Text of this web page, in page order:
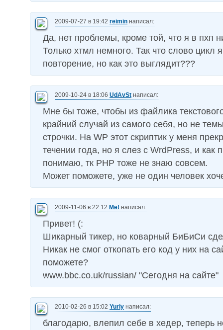
2009-07-27 в 19:42 reimin написал:
Да, нет проблемы, кроме той, что я в пхп
Только хтмл немного. Так что слово цикл
повторение, но как это выглядит???
2009-10-24 в 18:06 UdAvSt написал:
Мне бы тоже, чтобы из файлика
крайний случай из самого себя, но не
строчки. На WP этот скриптик у меня
течении года, но я слез с WrdPress, и как
понимаю, тк PHP тоже не знаю совсем.
Может поможете, уже не один человек
2009-11-06 в 22:12 Me! написал:
Привет! (:
Шикарный тикер, но коварный БиБиСи
Никак не смог откопать его код у них на
поможете?
www.bbc.co.uk/russian/ "Сегодня на сайте"
2010-02-26 в 15:02 Yuriy написал:
благодарю, влепил себе в хедер, теперь